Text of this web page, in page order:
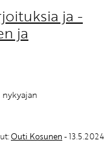
ja -
ja
Outi Kosunen - 13.5.2024